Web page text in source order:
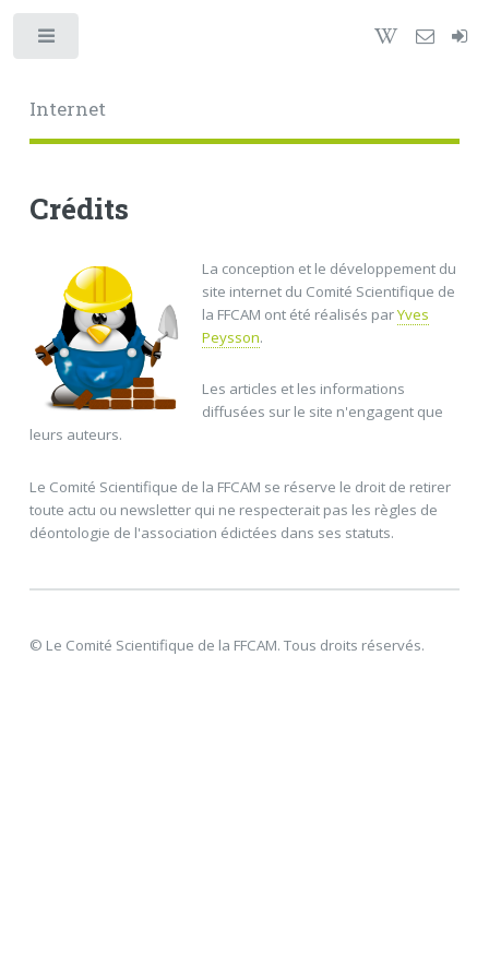
Internet
Crédits
La conception et le développement du
site internet du Comité Scientifique de
la FFCAM ont été réalisés parYves
Peysson.
Les articles et les informations
diffusées sur le site n'engagent que
leurs auteurs.
Le Comité Scientifique de la FFCAM se réserve le droit de retirer
toute actu ou newsletter qui ne respecterait pas les règles de
déontologie de l'association édictées dans ses statuts.
© Le Comité Scientifique de la FFCAM. Tous droits réservés.